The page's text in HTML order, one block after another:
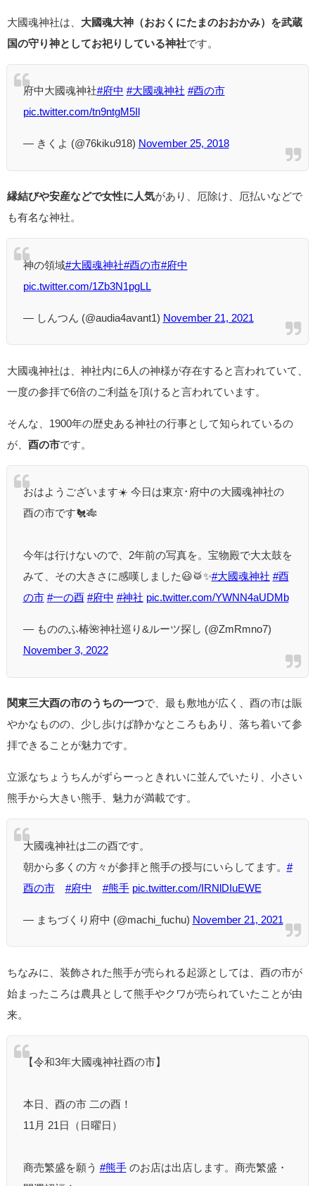
大國魂神社は、 大國魂大神（おおくにたまのおおかみ）を武蔵
国の守り神としてお祀りしている神社です。
府中大國魂神社#府中 #大國魂神社 #酉の市
pic.twitter.com/tn9ntgM5Il
— きくよ (@76kiku918) November 25, 2018
縁結びや安産などで女性に人気があり、厄除け、厄払いなどで
も有名な神社。
神の領域#大國魂神社#酉の市#府中
pic.twitter.com/1Zb3N1pgLL
— しんつん (@audia4avant1) November 21, 2021
大國魂神社は、神社内に6人の神様が存在すると言われていて、
一度の参拝で6倍のご利益を頂けると言われています。
そんな、1900年の歴史ある神社の行事として知られているの
が、 酉の市です。
おはようございます☀️ 今日は東京･府中の大國魂神社の
酉の市です🐔🎋
今年は行けないので、2年前の写真を。宝物殿で大太鼓を
みて、その大きさに感嘆しました😃🥁✨#大國魂神社 #酉
の市 #一の酉 #府中 #神社 pic.twitter.com/YWNN4aUDMb
— もののふ椿🌺神社巡り&ルーツ探し (@ZmRmno7)
November 3, 2022
関東三大酉の市のうちの一つで、最も敷地が広く、酉の市は賑
やかなものの、少し歩けば静かなところもあり、落ち着いて参
拝できることが魅力です。
立派なちょうちんがずらーっときれいに並んでいたり、小さい
熊手から大きい熊手、魅力が満載です。
大國魂神社は二の酉です。
朝から多くの方々が参拝と熊手の授与にいらしてます。 #
酉の市
#府中 #熊手 pic.twitter.com/IRNlDIuEWE
— まちづくり府中 (@machi_fuchu) November 21, 2021
ちなみに、装飾された熊手が売られる起源としては、酉の市が
始まったころは農具として熊手やクワが売られていたことが由
来。
【令和3年大國魂神社酉の市】
本日、酉の市 二の酉！
11月 21日（日曜日）
商売繁盛を願う #熊手のお店は出店します。商売繁盛・